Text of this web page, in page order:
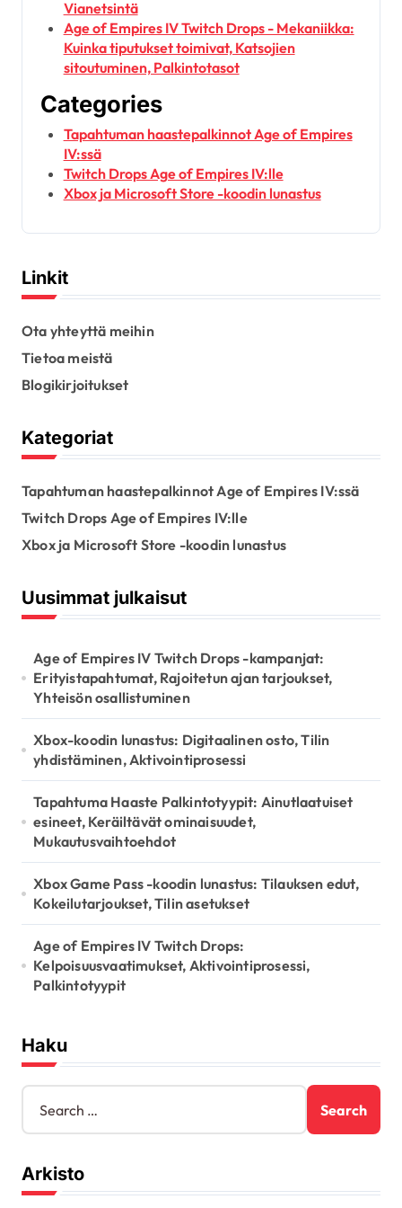
Vianetsintä
Age of Empires IV Twitch Drops - Mekaniikka:
Kuinka tiputukset toimivat, Katsojien
sitoutuminen, Palkintotasot
Categories
Tapahtuman haastepalkinnot Age of Empires
IV:ssä
Twitch Drops Age of Empires IV:lle
Xbox ja Microsoft Store -koodin lunastus
Linkit
Ota yhteyttä meihin
Tietoa meistä
Blogikirjoitukset
Kategoriat
Tapahtuman haastepalkinnot Age of Empires IV:ssä
Twitch Drops Age of Empires IV:lle
Xbox ja Microsoft Store -koodin lunastus
Uusimmat julkaisut
Age of Empires IV Twitch Drops -kampanjat:
Erityistapahtumat, Rajoitetun ajan tarjoukset,
Yhteisön osallistuminen
Xbox-koodin lunastus: Digitaalinen osto, Tilin
yhdistäminen, Aktivointiprosessi
Tapahtuma Haaste Palkintotyypit: Ainutlaatuiset
esineet, Keräiltävät ominaisuudet,
Mukautusvaihtoehdot
Xbox Game Pass -koodin lunastus: Tilauksen edut,
Kokeilutarjoukset, Tilin asetukset
Age of Empires IV Twitch Drops:
Kelpoisuusvaatimukset, Aktivointiprosessi,
Palkintotyypit
Haku
S
a
c
h
Arkisto